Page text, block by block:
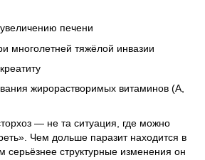
печени
многолетней тяжёлой инвазии
жирорастворимых витаминов (A,
— не та ситуация, где можно
Чем дольше паразит находится в
серьёзнее структурные изменения он